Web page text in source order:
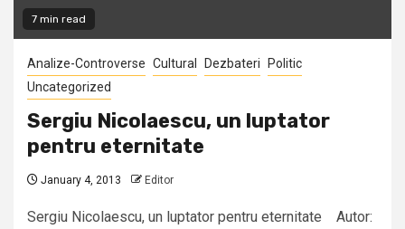
7 min read
Analize-Controverse Cultural Dezbateri
Politic
Uncategorized
Sergiu Nicolaescu, un luptator
pentru eternitate
January 4, 2013 Editor
Sergiu Nicolaescu, un luptator pentru eternitate Autor: